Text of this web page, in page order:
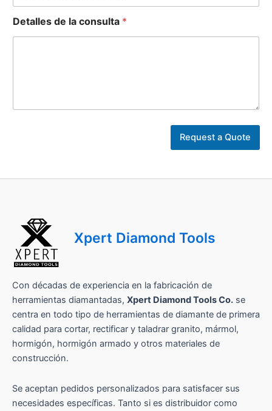
Detalles de la consulta *
a
Request a Quote
Xpert Diamond Tools
Con décadas de experiencia en la fabricación de
herramientas diamantadas, Xpert Diamond Tools Co. se
centra en todo tipo de herramientas de diamante de primera
calidad para cortar, rectificar y taladrar granito, mármol,
hormigón, hormigón armado y otros materiales de
construcción.
Se aceptan pedidos personalizados para satisfacer sus
necesidades específicas. Tanto si es distribuidor como